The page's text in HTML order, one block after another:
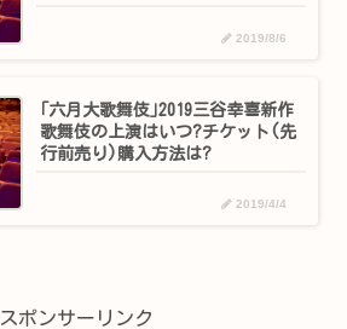
2019/8/6
｢六月大歌舞伎｣2019三谷幸喜新作
歌舞伎の上演はいつ?チケット(先
行前売り)購入方法は?
2019/4/4
スポンサーリンク